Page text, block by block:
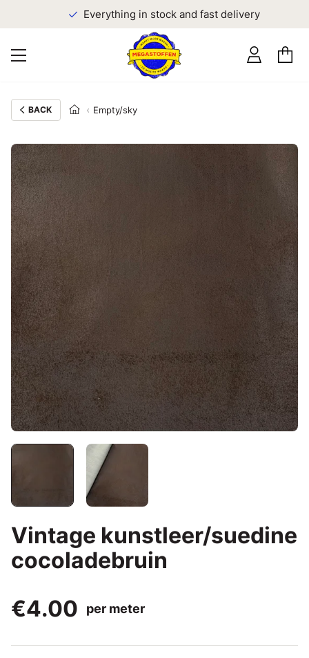
Everything in stock and fast delivery
BACK Empty/sky
Vintage kunstleer/suedine
cocoladebruin
€4.00
per meter